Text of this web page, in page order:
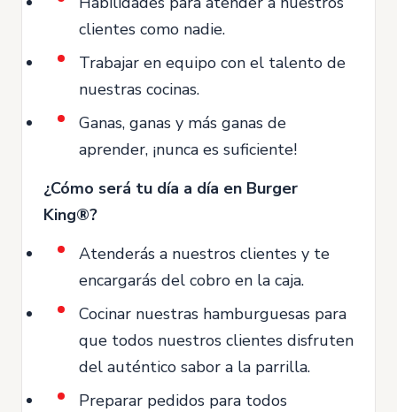
clientes como nadie.
Trabajar en equipo con el talento de
nuestras cocinas.
Ganas, ganas y más ganas de
aprender, ¡nunca es suficiente!
¿Cómo será tu día a día en Burger
King®?
Atenderás a nuestros clientes y te
encargarás del cobro en la caja.
Cocinar nuestras hamburguesas para
que todos nuestros clientes disfruten
del auténtico sabor a la parrilla.
Preparar pedidos para todos